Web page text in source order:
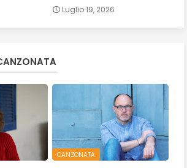
Luglio 19, 2026
CANZONATA